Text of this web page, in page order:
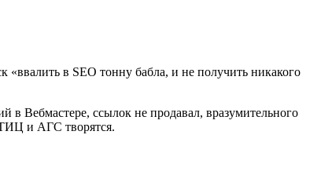
в SEO тонну бабла, и не получить никакого
Вебмастере, ссылок не продавал, вразумительного
ТИЦ и АГС творятся.